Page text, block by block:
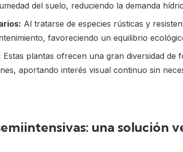
del suelo, reduciendo la demanda
Al tratarse de especies rústicas y
favoreciendo un equilibrio
Estas plantas ofrecen una gran diversidad de
aportando interés visual continuo sin
una solución